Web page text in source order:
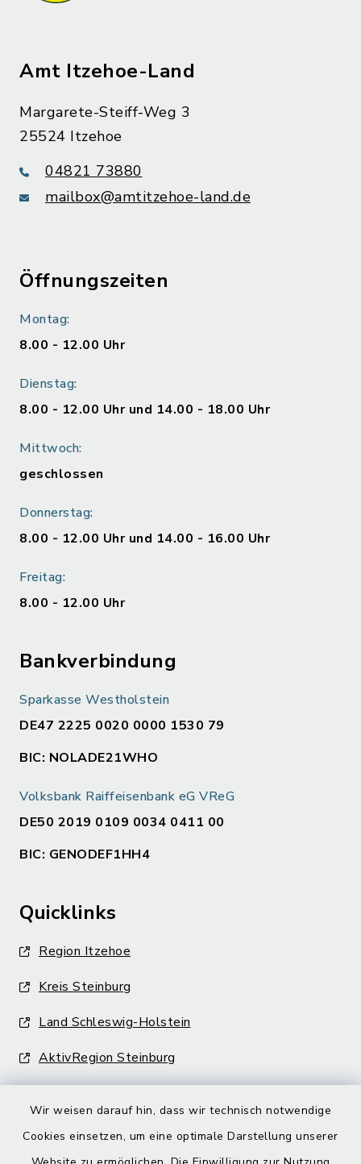
Wir weisen darauf hin, dass wir technisch notwendige
Cookies einsetzen, um eine optimale Darstellung unserer
Amt Itzehoe-Land
Margarete-Steiff-Weg 3
25524 Itzehoe
04821 73880
mailbox@amtitzehoe-land.de
Öffnungszeiten
Montag:
8.00 - 12.00 Uhr
Dienstag:
8.00 - 12.00 Uhr und 14.00 - 18.00 Uhr
Mittwoch:
geschlossen
Donnerstag:
8.00 - 12.00 Uhr und 14.00 - 16.00 Uhr
Freitag:
8.00 - 12.00 Uhr
Bankverbindung
Sparkasse Westholstein
DE47 2225 0020 0000 1530 79
BIC: NOLADE21WHO
Volksbank Raiffeisenbank eG VReG
DE50 2019 0109 0034 0411 00
BIC: GENODEF1HH4
Quicklinks
Region Itzehoe
Kreis Steinburg
Land Schleswig-Holstein
AktivRegion Steinburg